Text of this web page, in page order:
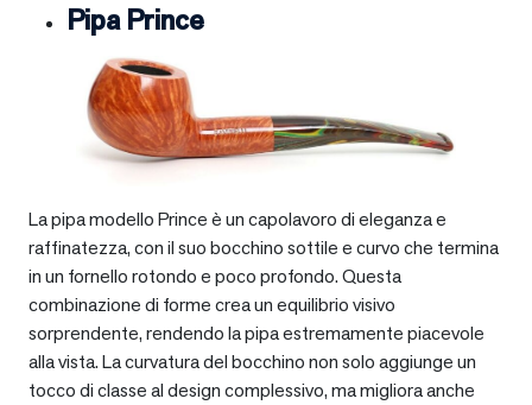
Pipa Prince
La pipa modello Prince è un capolavoro di eleganza e
raffinatezza, con il suo bocchino sottile e curvo che termina
in un fornello rotondo e poco profondo. Questa
combinazione di forme crea un equilibrio visivo
sorprendente, rendendo la pipa estremamente piacevole
alla vista. La curvatura del bocchino non solo aggiunge un
tocco di classe al design complessivo, ma migliora anche